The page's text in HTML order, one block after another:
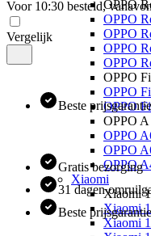
OPPO
OPPO
OPPO
OPPO
OPPO
OPPO
OPPO
OPPO
OPPO A
OPPO
OPPO
OPPO
Xiaomi
Xiaomi
Xiaomi
Xiaomi
Voor 10:30 besteld,
Vergelijk
Beste prijsgarantie
Gratis bezorging
31 dagen
Beste prijsgarantie